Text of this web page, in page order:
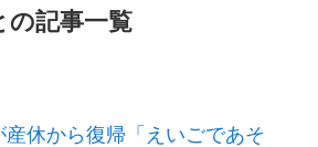
の記事一覧
産休から復帰「えいごであそ